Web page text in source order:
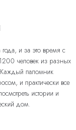
и за это время с
человек из разных
Каждый паломник
и практически все
истории и
дом.